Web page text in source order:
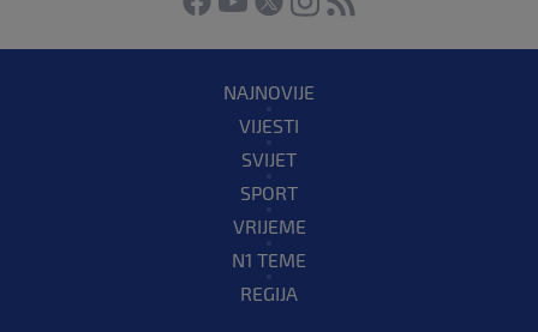
NAJNOVIJE
VIJESTI
SVIJET
SPORT
VRIJEME
N1 TEME
REGIJA